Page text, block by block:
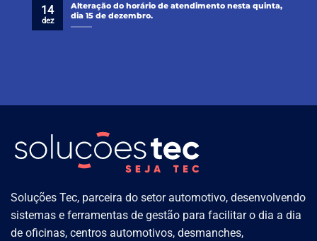
Alteração do horário de atendimento nesta quinta,
dia 15 de dezembro.
14
dez
Soluções Tec, parceira do setor automotivo, desenvolvendo
sistemas e ferramentas de gestão para facilitar o dia a dia
de oficinas, centros automotivos, desmanches,